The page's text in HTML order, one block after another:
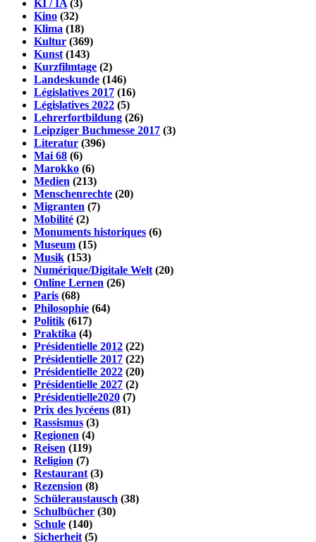
KI / IA (3)
Kino (32)
Klima (18)
Kultur (369)
Kunst (143)
Kurzfilmtage (2)
Landeskunde (146)
Législatives 2017 (16)
Législatives 2022 (5)
Lehrerfortbildung (26)
Leipziger Buchmesse 2017 (3)
Literatur (396)
Mai 68 (6)
Marokko (6)
Medien (213)
Menschenrechte (20)
Migranten (7)
Mobilité (2)
Monuments historiques (6)
Museum (15)
Musik (153)
Numérique/Digitale Welt (20)
Online Lernen (26)
Paris (68)
Philosophie (64)
Politik (617)
Praktika (4)
Présidentielle 2012 (22)
Présidentielle 2017 (22)
Présidentielle 2022 (20)
Présidentielle 2027 (2)
Présidentielle2020 (7)
Prix des lycéens (81)
Rassismus (3)
Regionen (4)
Reisen (119)
Religion (7)
Restaurant (3)
Rezension (8)
Schüleraustausch (38)
Schulbücher (30)
Schule (140)
Sicherheit (5)